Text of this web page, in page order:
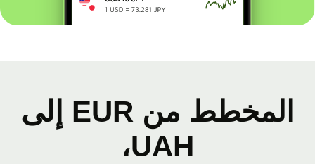
المخطط من EUR إلى
UAH،